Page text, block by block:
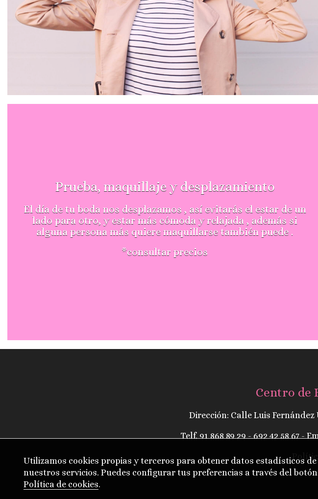
Prueba, maquillaje y desplazamiento
El día de tu boda nos desplazamos , así evitarás el estar de un
lado para otro, y estar más cómoda y relajada , además si
alguna persona más quiere maquillarse también puede .
*consultar precios
Centro de
Dirección: Calle Luis Fernández
Telf. 91 868 89 29 - 692 42 58 67 -
Utilizamos cookies propias y terceros para obtener datos estadísticos
nuestros servicios. Puedes configurar tus preferencias a través del
Política de cookies.